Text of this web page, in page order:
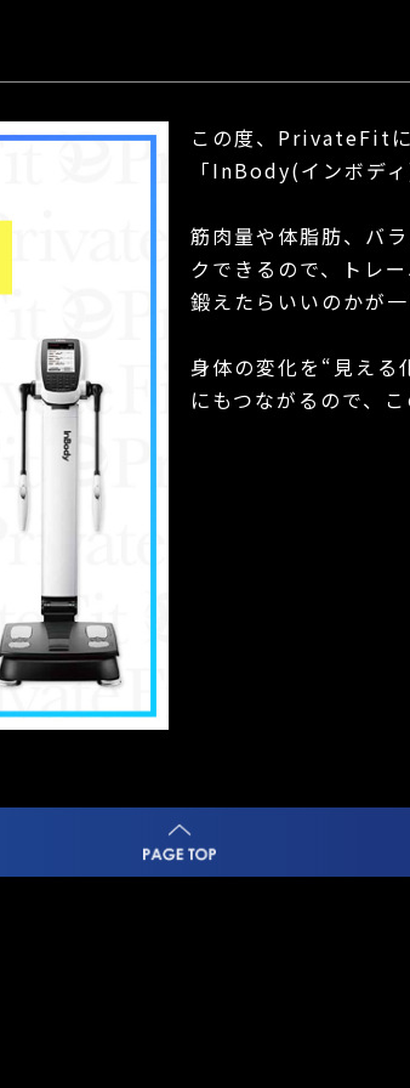
この度、PrivateFit
「InBody(インボデ
筋肉量や体脂肪、バ
クできるので、トレ
鍛えたらいいのかが
身体の変化を“見える
にもつながるので、